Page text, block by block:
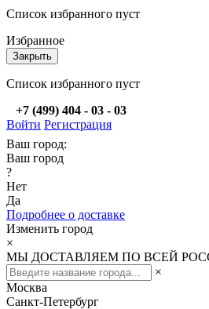
Список избранного пуст
Избранное
Закрыть
Список избранного пуст
+7 (499) 404 - 03 - 03
Войти Регистрация
Ваш город:
Ваш город
?
Нет
Да
Подробнее о доставке
Изменить город
×
МЫ ДОСТАВЛЯЕМ ПО ВСЕЙ
×
Москва
Санкт-Петербург